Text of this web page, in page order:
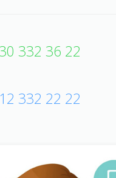
332 36 22
332 22 22